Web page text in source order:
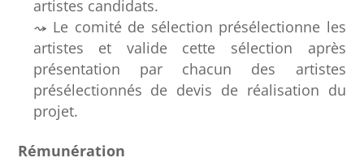
artistes candidats.
Le comité de sélection présélectionne les
artistes et valide cette sélection après
présentation par chacun des artistes
présélectionnés de devis de réalisation du
projet.
Rémunération